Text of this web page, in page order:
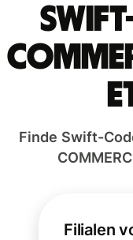
Finde Swift-
Filialen